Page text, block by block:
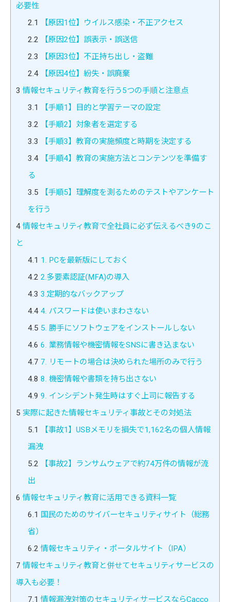
必要性
2.1
【原因1位】ウイルス感染・不正アクセス
2.2 【原因2位】誤表示・誤送信
2.3 【原因3位】不正持ち出し・盗難
2.4【原因4位】紛失・誤廃棄
3 情報セキュリティ教育を行う5つの手順と注意点
3.1
【手順1】目的と学習テーマの設定
3.2 【手順2】対象者を選定する
3.3 【手順3】教育の実施頻度と時期を決定する
3.4【手順4】教育の実施方法とコンテンツを準備す
る
3.5 【手順5】理解度を測るためのテストやアンケート
を行う
4 情報セキュリティ教育で全社員に必ず伝えるべき9のこ
と
4.1 1. PCを最新版にしておく
4.2 2.多要素認証(MFA)の導入
4.3 3.定期的なバックアップ
4.44. パスワードは使いまわさない
4.5 5. 勝手にソフトウェアをインストールしない
4.6 6. 業務情報や機密情報をSNSに書き込まない
4.7 7. リモートの場合は決められた場所のみで行う
4.8 8. 機密情報や書類を持ち出さない
4.9 9. インシデント発生時はすぐ上司に報告する
5 実際に起きた情報セキュリティ事故とその対処法
5.1
【事故1】USBメモリを損失で1,162名の個人情報
漏洩
5.2 【事故2】ランサムウェアで約74万件の情報が流
出
6 情報セキュリティ教育に活用できる資料一覧
6.1 国民のためのサイバーセキュリティサイト（総務
省）
6.2 情報セキュリティ・ポータルサイト（IPA）
7 情報セキュリティ教育と併せてセキュリティサービスの
導入も必要！
7.1 情報漏洩対策のセキュリティサービスならCacco